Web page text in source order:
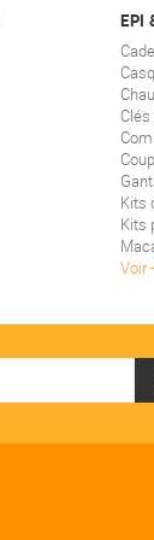
EPI
Kits
Kits
Voir